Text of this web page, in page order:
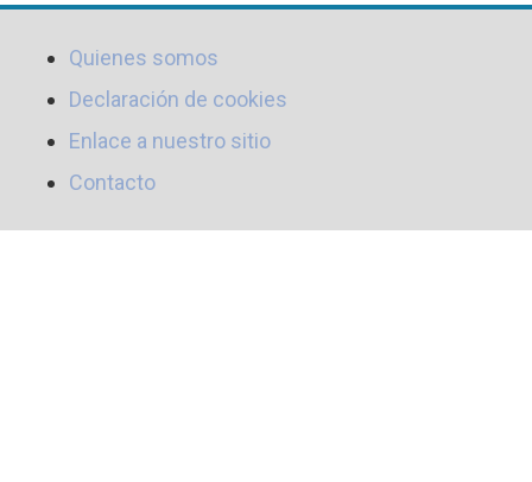
Quienes somos
Declaración de cookies
Enlace a nuestro sitio
Contacto